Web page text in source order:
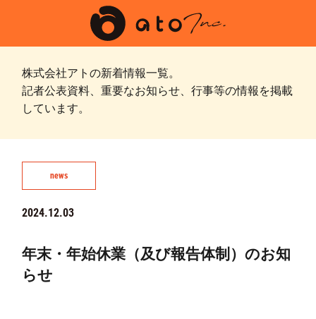
株式会社アトの新着情報一覧。
記者公表資料、重要なお知らせ、行事等の情報を掲載
しています。
news
2024.12.03
年末・年始休業（及び報告体制）のお知
らせ